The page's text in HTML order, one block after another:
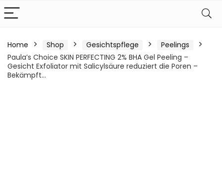
Home Shop Gesichtspflege
Peelings
Paula’s Choice SKIN PERFECTING 2% BHA Gel Peeling –
Gesicht Exfoliator mit Salicylsäure reduziert die Poren –
Bekämpft…